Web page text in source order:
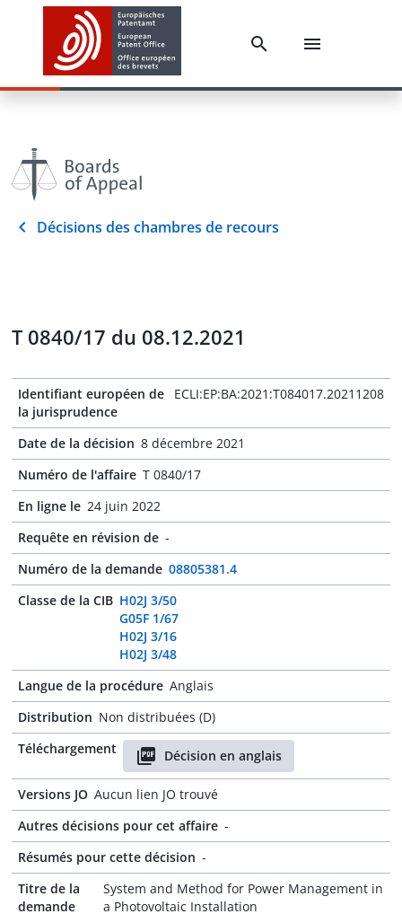
Décisions des chambres de recours
T 0840/17 du 08.12.2021
Identifiant européen de
la jurisprudence
ECLI:EP:BA:2021:T084017.20211208
Date de la décision 8 décembre 2021
Numéro de l'affaire T 0840/17
En ligne le 24 juin 2022
Requête en révision de -
Numéro de la demande 08805381.4
Classe de la CIB H02J 3/50
G05F 1/67
H02J 3/16
H02J 3/48
Langue de la procédure Anglais
Distribution Non distribuées (D)
Téléchargement
Décision en anglais
Versions JO Aucun lien JO trouvé
Autres décisions pour cet affaire -
Résumés pour cette décision -
Titre de la
demande
System and Method for Power Management in
a Photovoltaic Installation